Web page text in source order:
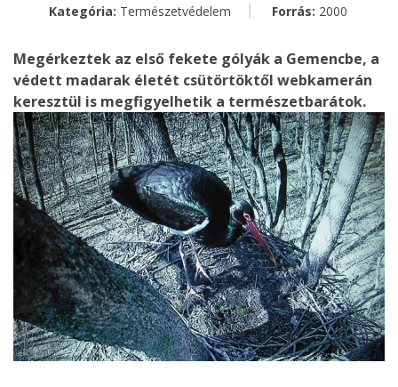
Kategória: Természetvédelem Forrás: 2000
Megérkeztek az első fekete gólyák a Gemencbe, a
védett madarak életét csütörtöktől webkamerán
keresztül is megfigyelhetik a természetbarátok.